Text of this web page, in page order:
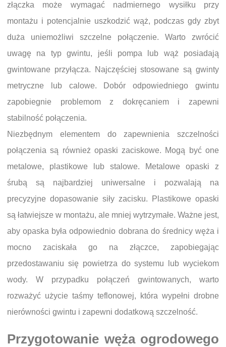
złączka może wymagać nadmiernego wysiłku przy
montażu i potencjalnie uszkodzić wąż, podczas gdy zbyt
duża uniemożliwi szczelne połączenie. Warto zwrócić
uwagę na typ gwintu, jeśli pompa lub wąż posiadają
gwintowane przyłącza. Najczęściej stosowane są gwinty
metryczne lub calowe. Dobór odpowiedniego gwintu
zapobiegnie problemom z dokręcaniem i zapewni
stabilność połączenia.
Niezbędnym elementem do zapewnienia szczelności
połączenia są również opaski zaciskowe. Mogą być one
metalowe, plastikowe lub stalowe. Metalowe opaski z
śrubą są najbardziej uniwersalne i pozwalają na
precyzyjne dopasowanie siły zacisku. Plastikowe opaski
są łatwiejsze w montażu, ale mniej wytrzymałe. Ważne jest,
aby opaska była odpowiednio dobrana do średnicy węża i
mocno zaciskała go na złączce, zapobiegając
przedostawaniu się powietrza do systemu lub wyciekom
wody. W przypadku połączeń gwintowanych, warto
rozważyć użycie taśmy teflonowej, która wypełni drobne
nierówności gwintu i zapewni dodatkową szczelność.
Przygotowanie węża ogrodowego